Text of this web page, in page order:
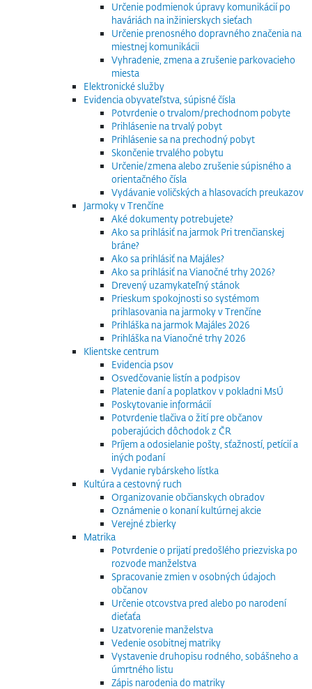
Určenie podmienok úpravy komunikácií po
haváriách na inžinierskych sieťach
Určenie prenosného dopravného značenia na
miestnej komunikácii
Vyhradenie, zmena a zrušenie parkovacieho
miesta
Elektronické služby
Evidencia obyvateľstva, súpisné čísla
Potvrdenie o trvalom/prechodnom pobyte
Prihlásenie na trvalý pobyt
Prihlásenie sa na prechodný pobyt
Skončenie trvalého pobytu
Určenie/zmena alebo zrušenie súpisného a
orientačného čísla
Vydávanie voličských a hlasovacích preukazov
Jarmoky v Trenčíne
Aké dokumenty potrebujete?
Ako sa prihlásiť na jarmok Pri trenčianskej
bráne?
Ako sa prihlásiť na Majáles?
Ako sa prihlásiť na Vianočné trhy 2026?
Drevený uzamykateľný stánok
Prieskum spokojnosti so systémom
prihlasovania na jarmoky v Trenčíne
Prihláška na jarmok Majáles 2026
Prihláška na Vianočné trhy 2026
Klientske centrum
Evidencia psov
Osvedčovanie listín a podpisov
Platenie daní a poplatkov v pokladni MsÚ
Poskytovanie informácií
Potvrdenie tlačiva o žití pre občanov
poberajúcich dôchodok z ČR
Príjem a odosielanie pošty, sťažností, petícií a
iných podaní
Vydanie rybárskeho lístka
Kultúra a cestovný ruch
Organizovanie občianskych obradov
Oznámenie o konaní kultúrnej akcie
Verejné zbierky
Matrika
Potvrdenie o prijatí predošlého priezviska po
rozvode manželstva
Spracovanie zmien v osobných údajoch
občanov
Určenie otcovstva pred alebo po narodení
dieťaťa
Uzatvorenie manželstva
Vedenie osobitnej matriky
Vystavenie druhopisu rodného, sobášneho a
úmrtného listu
Zápis narodenia do matriky